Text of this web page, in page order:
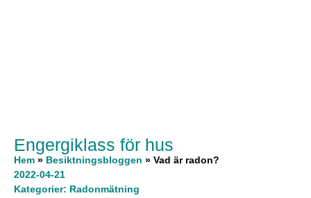
Engergiklass för hus
Hem » Besiktningsbloggen » Vad är radon?
2022-04-21
Kategorier: Radonmätning